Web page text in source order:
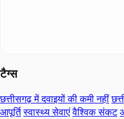
टैग्स
छत्तीसगढ़ में दवाइयों की कमी नहीं
आपूर्तिस्वास्थ्य सेवाएंवैश्विक संकट